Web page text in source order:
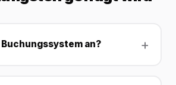
Buchungssystem an?